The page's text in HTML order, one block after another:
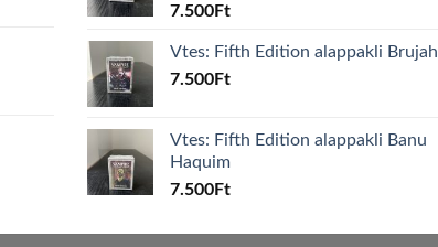
7.500Ft
Vtes: Fifth Edition alappakli Brujah
7.500Ft
Vtes: Fifth Edition alappakli Banu
Haquim
7.500Ft